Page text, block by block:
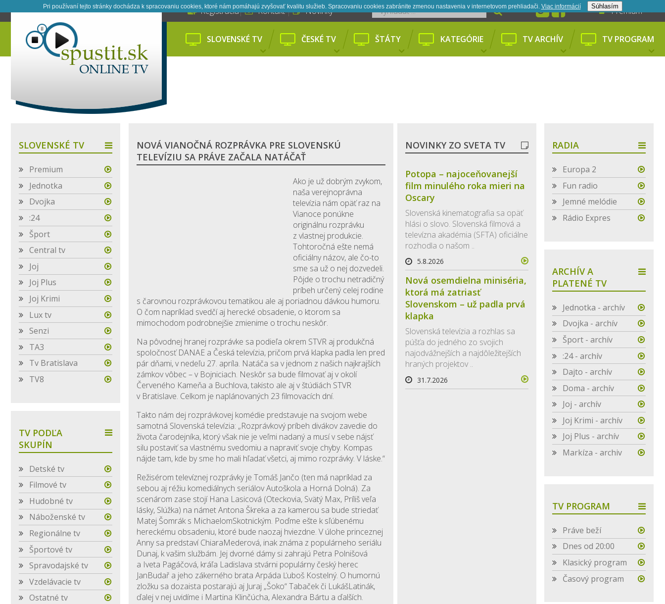
Pri používaní tejto stránky dochádza k spracovaniu cookies, ktoré nám pomáhajú zvyšovať kvalitu služieb. Spracovaniu cookies zabránite zmenou nastavenia v internetovom prehliadači. Viac informácií­ Súhlasím
Registrácia Kontakt Novinky Premium
SLOVENSKÉ TV ČESKÉ TV ŠTÁTY KATEGÓRIE TV ARCHÍV TV PROGRAM
SLOVENSKÉ TV
Premium
Jednotka
Dvojka
:24
Šport
Central tv
Joj
Joj Plus
Joj Krimi
Lux tv
Senzi
TA3
Tv Bratislava
TV8
TV PODĽA
SKUPÍN
Detské tv
Filmové tv
Hudobné tv
Náboženské tv
Regionálne tv
Športové tv
Spravodajské tv
Vzdelávacie tv
Ostatné tv
NOVÁ VIANOČNÁ ROZPRÁVKA PRE SLOVENSKÚ
TELEVÍZIU SA PRÁVE ZAČALA NATÁČAŤ
Ako je už dobrým zvykom,
naša verejnoprávna
televízia nám opäť raz na
Vianoce ponúkne
originálnu rozprávku
z vlastnej produkcie.
Tohtoročná ešte nemá
oficiálny názov, ale čo-to
sme sa už o nej dozvedeli.
Pôjde o trochu netradičný
príbeh určený celej rodine
s čarovnou rozprávkovou tematikou ale aj poriadnou dávkou humoru.
O čom napríklad svedčí aj herecké obsadenie, o ktorom sa
mimochodom podrobnejšie zmienime o trochu neskôr.
Na pôvodnej hranej rozprávke sa podieľa okrem STVR aj produkčná
spoločnosť DANAE a Česká televízia, pričom prvá klapka padla len pred
pár dňami, v nedeľu 27. apríla. Natáča sa v jednom z našich najkrajších
zámkov vôbec – v Bojniciach. Neskôr sa bude filmovať aj v okolí
Červeného Kameňa a Buchlova, takisto ale aj v štúdiách STVR
v Bratislave. Celkom je naplánovaných 23 filmovacích dní.
Takto nám dej rozprávkovej komédie predstavuje na svojom webe
samotná Slovenská televízia: „Rozprávkový príbeh divákov zavedie do
života čarodejníka, ktorý však nie je veľmi nadaný a musí v sebe nájsť
silu postaviť sa vlastnému svedomiu a napraviť svoje chyby. Kompas
nájde tam, kde by sme ho mali hľadať všetci, aj mimo rozprávky. V láske.“
Režisérom televíznej rozprávky je Tomáš Jančo (ten má napríklad za
sebou aj réžiu komediálnych seriálov Autoškola a Horná Dolná). Za
scenárom zase stojí Hana Lasicová (Oteckovia, Svätý Max, Príliš veľa
lásky, Slúžka) na námet Antona Škreka a za kamerou sa bude striedať
Matej Šomrák s MichaelomSkotnickým. Poďme ešte k sľúbenému
hereckému obsadeniu, ktoré bude naozaj hviezdne. V úlohe princeznej
Anny sa predstaví ChiaraMederová, inak známa z populárneho seriálu
Dunaj, k vašim službám. Jej dvorné dámy si zahrajú Petra Polnišová
a Iveta Pagáčová, kráľa Ladislava stvárni populárny český herec
JanBudař a jeho zákerného brata Arpáda Ľuboš Kostelný. O humornú
zložku sa dozaista postarajú aj Juraj „Šoko“ Tabaček či LukášLatinák,
ďalej v nej uvidíme i Martina Klinčúcha, Alexandra Bártu a ďalších.
NOVINKY ZO SVETA TV
Potopa – najoceňovanejší
film minulého roka mieri na
Oscary
Slovenská kinematografia sa opäť
hlási o slovo. Slovenská filmová a
televízna akadémia (SFTA) oficiálne
rozhodla o našom ..
5.8.2026
Nová osemdielna miniséria,
ktorá má zatriasť
Slovenskom – už padla prvá
klapka
Slovenská televízia a rozhlas sa
púšťa do jedného zo svojich
najodvážnejších a najdôležitejších
hraných projektov ..
31.7.2026
RADIA
Europa 2
Fun radio
Jemné melódie
Rádio Expres
ARCHÍV A
PLATENÉ TV
Jednotka - archív
Dvojka - archív
Šport - archív
:24 - archív
Dajto - archív
Doma - archív
Joj - archív
Joj Krimi - archív
Joj Plus - archív
Markíza - archiv
TV PROGRAM
Práve beží
Dnes od 20:00
Klasický program
Časový program